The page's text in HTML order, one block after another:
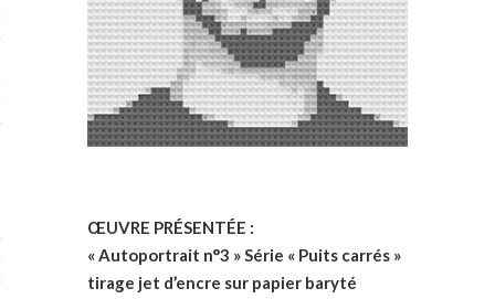
PA2019
2019
2017
ŒUVRE PRÉSENTÉE :
« Autoportrait n°3 » Série « Puits carrés »
tirage jet d’encre sur papier baryté